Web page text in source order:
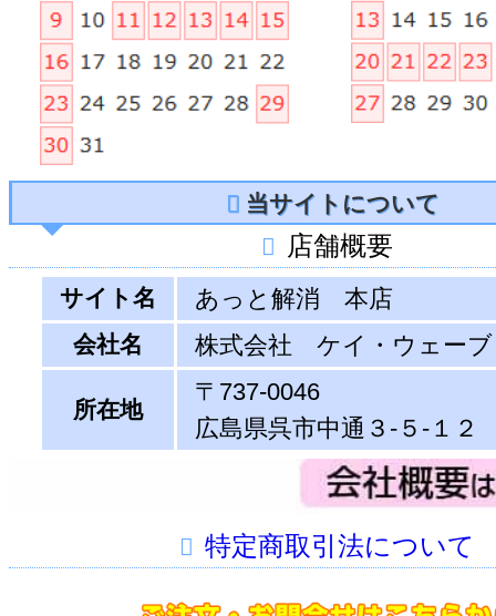
当サイトについて
店舗概要
サイト名 あっと解消 本店
会社名 株式会社 ケイ・ウェー
所在地
〒737-0046
広島県呉市中通３-５-１２
特定商取引法について